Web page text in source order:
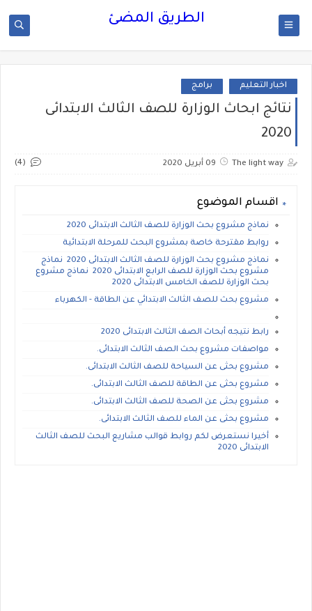
الطريق المضئ
اخبار التعليم برامج
نتائج ابحاث الوزارة للصف الثالث الابتدائى
2020
The light way 09 أبريل 2020 (4)
اقسام الموضوع
نماذج مشروع بحث الوزارة للصف الثالث الابتدائى 2020
روابط مقترحة خاصة بمشروع البحث للمرحلة الابتدائية
نماذج مشروع بحث الوزارة للصف الثالث الابتدائى 2020 نماذج
مشروع بحث الوزارة للصف الرابع الابتدائى 2020 نماذج مشروع
بحث الوزارة للصف الخامس الابتدائى 2020
مشروع بحث للصف الثالث الابتدائي عن الطاقة - الكهرباء
رابط نتيجه أبحاث الصف الثالث الابتدائى 2020
مواصفات مشروع بحث الصف الثالث الابتدائى.
مشروع بحثى عن السياحة للصف الثالث الابتدائى.
مشروع بحثى عن الطاقة للصف الثالث الابتدائى.
مشروع بحثى عن الصحة للصف الثالث الابتدائى.
مشروع بحثى عن الماء للصف الثالث الابتدائى.
أخيرا نستعرض لكم روابط قوالب مشاريع البحث للصف الثالث
الابتدائى 2020